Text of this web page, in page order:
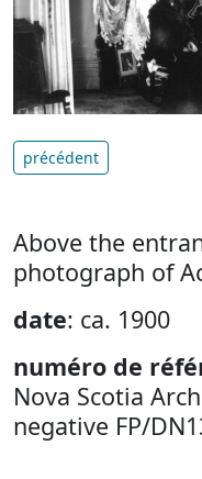
précédent
Above the
photograph of
date: ca. 1900
numéro de
Nova Scotia
negative FP/